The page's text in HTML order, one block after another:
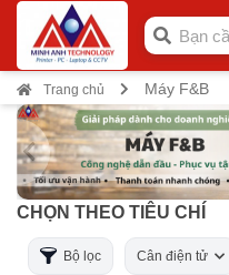
Trang chủ Máy F&B
CHỌN THEO TIÊU CHÍ
Bộ lọc Cân điện tử